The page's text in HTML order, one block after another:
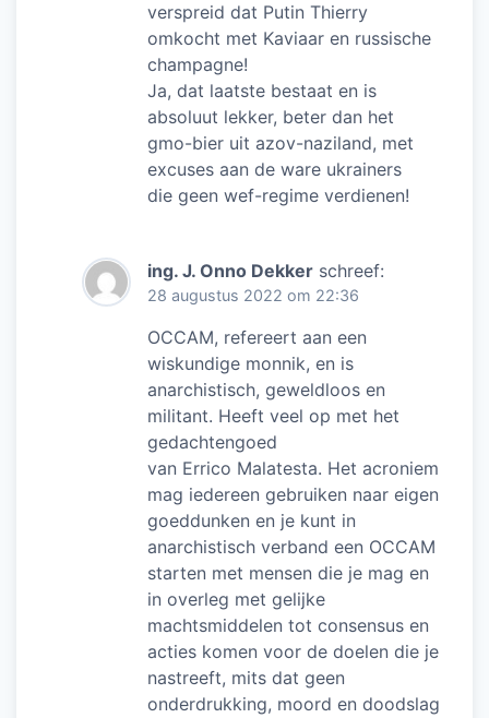
verspreid dat Putin Thierry
omkocht met Kaviaar en russische
champagne!
Ja, dat laatste bestaat en is
absoluut lekker, beter dan het
gmo-bier uit azov-naziland, met
excuses aan de ware ukrainers
die geen wef-regime verdienen!
ing. J. Onno Dekker schreef:
28 augustus 2022 om 22:36
OCCAM, refereert aan een
wiskundige monnik, en is
anarchistisch, geweldloos en
militant. Heeft veel op met het
gedachtengoed
van Errico Malatesta. Het acroniem
mag iedereen gebruiken naar eigen
goeddunken en je kunt in
anarchistisch verband een OCCAM
starten met mensen die je mag en
in overleg met gelijke
machtsmiddelen tot consensus en
acties komen voor de doelen die je
nastreeft, mits dat geen
onderdrukking, moord en doodslag